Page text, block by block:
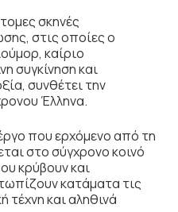
σκηνές
στις οποίες ο
καίριο
συγκίνηση και
συνθέτει την
Έλληνα.
που ερχόμενο από τη
στο σύγχρονο κοινό
κρύβουν και
κατάματα τις
τέχνη και αληθινά